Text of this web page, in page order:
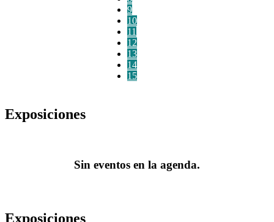
9
10
11
12
13
14
15
Exposiciones
Sin eventos en la agenda.
Exposiciones